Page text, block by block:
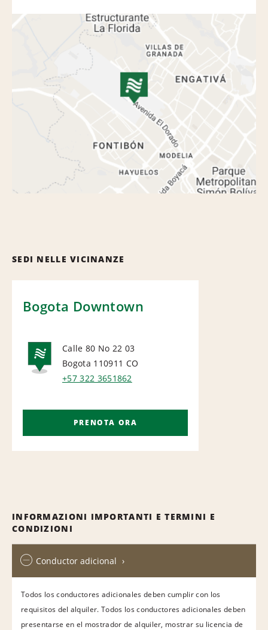
SEDI NELLE VICINANZE
Bogota Downtown
NATIONAL
Calle 80 No 22 03
Bogota 110911 CO
+57 322 3651862
PRENOTA ORA
INFORMAZIONI IMPORTANTI E TERMINI E
CONDIZIONI
Conductor adicional
Todos los conductores adicionales deben cumplir con los
requisitos del alquiler. Todos los conductores adicionales deben
presentarse en el mostrador de alquiler, mostrar su licencia de